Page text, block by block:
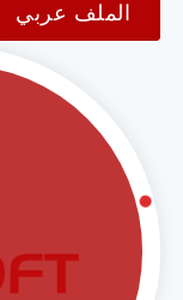
الملف عربي